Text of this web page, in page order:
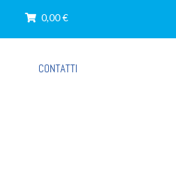
0,00 €
CONTATTI